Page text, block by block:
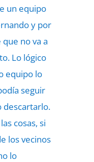
un equipo
y por
no va a
Lo lógico
equipo lo
seguir
descartarlo.
cosas, si
los vecinos
lo